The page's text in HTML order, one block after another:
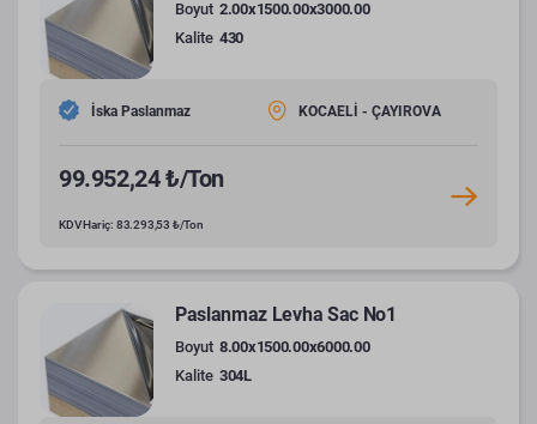
Boyut 2.00x1500.00x3000.00
Kalite 430
İska Paslanmaz KOCAELİ - ÇAYIROVA
99.952,24 ₺/Ton
KDV Hariç: 83.293,53 ₺/Ton
Paslanmaz Levha Sac No1
Boyut 8.00x1500.00x6000.00
Kalite 304L